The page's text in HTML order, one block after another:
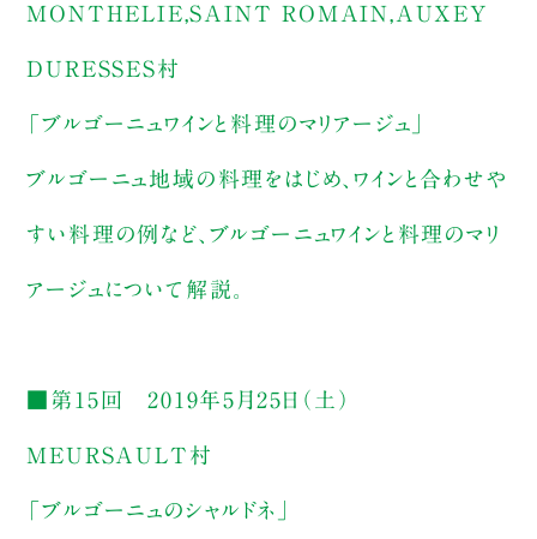
MONTHELIE,SAINT ROMAIN,AUXEY
DURESSES村
「ブルゴーニュワインと料理のマリアージュ」
ブルゴーニュ地域の料理をはじめ、ワインと合わせや
すい料理の例など、ブルゴーニュワインと料理のマリ
アージュについて解説。
■第15回 2019年5月25日（土）
MEURSAULT村
「ブルゴーニュのシャルドネ」